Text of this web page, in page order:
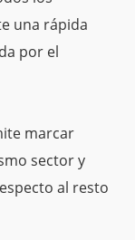
una rápida
por el
marcar
sector y
al resto